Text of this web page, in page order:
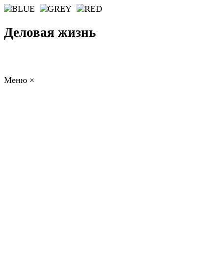
Деловая жизнь
Меню ×